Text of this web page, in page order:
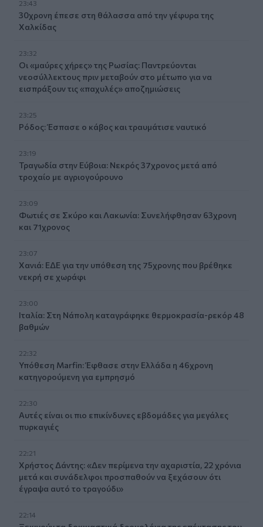
23:43
30χρονη έπεσε στη θάλασσα από την γέφυρα της
Χαλκίδας
23:32
Οι «μαύρες χήρες» της Ρωσίας: Παντρεύονται
νεοσύλλεκτους πριν μεταβούν στο μέτωπο για να
εισπράξουν τις «παχυλές» αποζημιώσεις
23:25
Ρόδος: Έσπασε ο κάβος και τραυμάτισε ναυτικό
23:19
Τραγωδία στην Εύβοια: Νεκρός 37χρονος μετά από
τροχαίο με αγριογούρουνο
23:09
Φωτιές σε Σκύρο και Λακωνία: Συνελήφθησαν 63χρονη
και 71χρονος
23:07
Χανιά: ΕΔΕ για την υπόθεση της 75χρονης που βρέθηκε
νεκρή σε χωράφι
23:00
Ιταλία: Στη Νάπολη καταγράφηκε θερμοκρασία-ρεκόρ 48
βαθμών
22:32
Υπόθεση Marfin: Έφθασε στην Ελλάδα η 46χρονη
κατηγορούμενη για εμπρησμό
22:30
Αυτές είναι οι πιο επικίνδυνες εβδομάδες για μεγάλες
πυρκαγιές
22:21
Χρήστος Δάντης: «Δεν περίμενα την αχαριστία, 22 χρόνια
μετά και συνάδελφοι προσπαθούν να ξεχάσουν ότι
έγραψα αυτό το τραγούδι»
22:14